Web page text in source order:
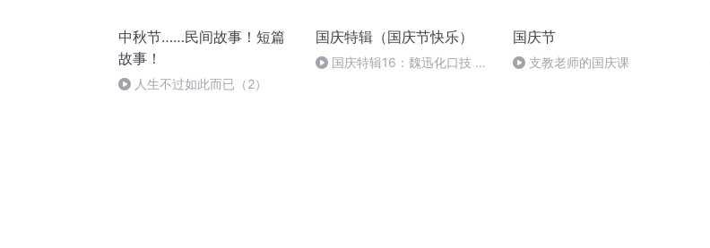
中秋节……民间故事！短篇
故事！
人生不过如此而已（2）
国庆特辑（国庆节快乐）
国庆特辑16：魏迅化口技 二
国庆节
支教老师的国庆课